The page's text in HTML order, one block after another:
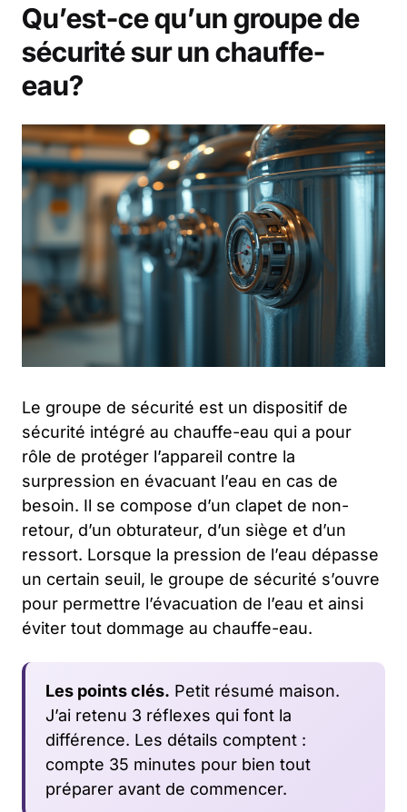
Qu’est-ce qu’un groupe de
sécurité sur un chauffe-
eau?
Le groupe de sécurité est un dispositif de
sécurité intégré au chauffe-eau qui a pour
rôle de protéger l’appareil contre la
surpression en évacuant l’eau en cas de
besoin. Il se compose d’un clapet de non-
retour, d’un obturateur, d’un siège et d’un
ressort. Lorsque la pression de l’eau dépasse
un certain seuil, le groupe de sécurité s’ouvre
pour permettre l’évacuation de l’eau et ainsi
éviter tout dommage au chauffe-eau.
Les points clés. Petit résumé maison.
J’ai retenu 3 réflexes qui font la
différence. Les détails comptent :
compte 35 minutes pour bien tout
préparer avant de commencer.